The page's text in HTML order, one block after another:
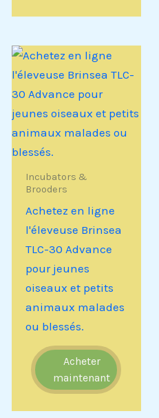
Incubators &
Brooders
Achetez en ligne
l'éleveuse Brinsea
TLC-30 Advance
pour jeunes
oiseaux et petits
animaux malades
ou blessés.
Acheter
maintenant